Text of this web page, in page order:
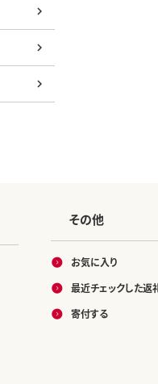
その他
お気に入り
最近チェックした返
寄付する